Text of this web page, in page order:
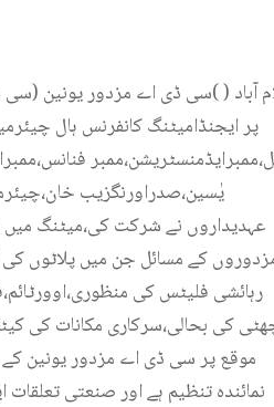
آباد ( )سی ڈی اے مزدور یونین
پر ایجنڈامیٹنگ کانفرنس ہال
یٰسین،صدراورنگزیب
عہدیداروں نے شرکت کی،میٹنگ
کے مسائل جن میں پلاٹوں
رہائشی فلیٹس کی
کی بحالی،سرکاری مکانات کی
موقع پر سی ڈی اے مزدور یونین